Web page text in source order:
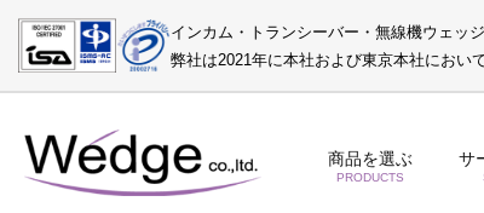
インカム・トランシーバー・無線機ウェッ
弊社は2021年に本社および東京本社におい
商品を選ぶ
PRODUCTS
サ